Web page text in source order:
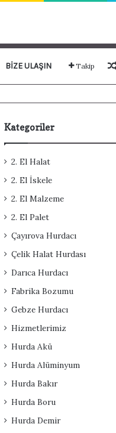
BIZE ULAŞIN Takip
Kategoriler
2. El Halat
2. El İskele
2. El Malzeme
2. El Palet
Çayırova Hurdacı
Çelik Halat Hurdası
Darıca Hurdacı
Fabrika Bozumu
Gebze Hurdacı
Hizmetlerimiz
Hurda Akü
Hurda Alüminyum
Hurda Bakır
Hurda Boru
Hurda Demir